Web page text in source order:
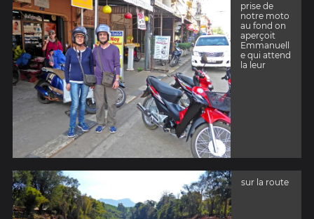
prise de
notre moto
au fond on
aperçoit
Emmanuell
e qui attend
la leur
sur la route